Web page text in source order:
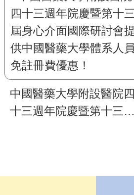
中國醫藥大學附設醫院四
十三週年院慶暨第十三屆